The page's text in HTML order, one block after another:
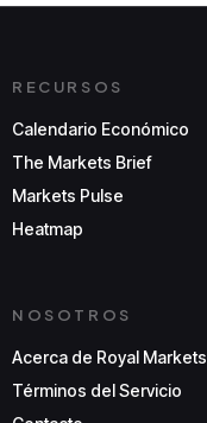
RECURSOS
Calendario Económico
The Markets Brief
Markets Pulse
Heatmap
NOSOTROS
Acerca de Royal Markets
Términos del Servicio